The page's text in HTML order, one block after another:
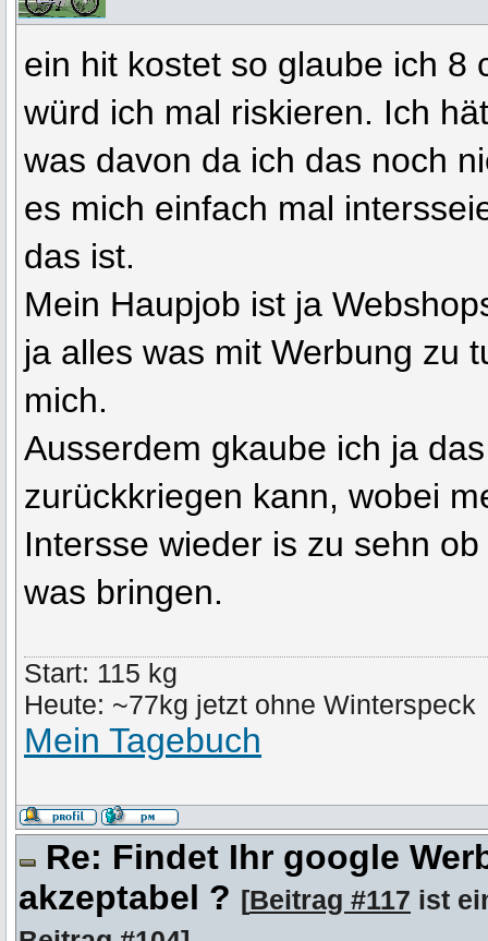
ein hit kostet so glaube ich 8
würd ich mal riskieren. Ich
was davon da ich das noch
es mich einfach mal
das ist.
Mein Haupjob ist ja
ja alles was mit Werbung zu
mich.
Ausserdem gkaube ich ja
zurückkriegen kann, wobei
Intersse wieder is zu sehn
was bringen.
Start: 115 kg
Heute: ~77kg jetzt ohne Winterspeck
Mein Tagebuch
Re: Findet Ihr google
akzeptabel ? [Beitrag #117 ist